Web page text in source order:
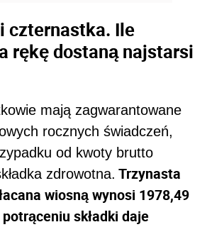
czternastka. Ile
rękę dostaną najstarsi
mają zagwarantowane
rocznych świadczeń,
od kwoty brutto
zdrowotna. Trzynasta
wiosną wynosi 1978,49
składki daje